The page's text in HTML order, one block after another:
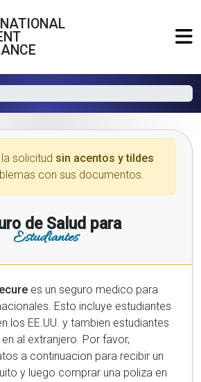
solicitud sin acentos y tildes
con sus documentos.
de Salud para
Estudiantes
es un seguro medico para
Esto incluye estudiantes
los EE.UU. y tambien estudiantes
Por favor,
a continuacion para recibir un
y luego comprar una poliza en